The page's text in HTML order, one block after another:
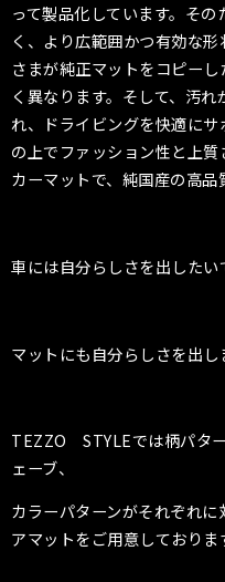
って製品化しています。そ
く、より広範囲かつ有効な
さまが純正マットをコピー
く異なります。そして、汚
れ、ドライビングを快適に
の上でファッション性と上
カーマットで、純国産の高品
車には自分らしさを出したい
マットにも自分らしさを出し
TEZZO STYLEでは柄パタ
ェーブ、
カラーパターンがそれぞれ
アマットをご用意しておりま